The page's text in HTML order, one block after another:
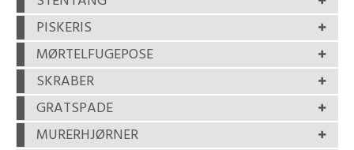
PISKERIS
MØRTELFUGEPOSE
SKRABER
GRATSPADE
MURERHJØRNER